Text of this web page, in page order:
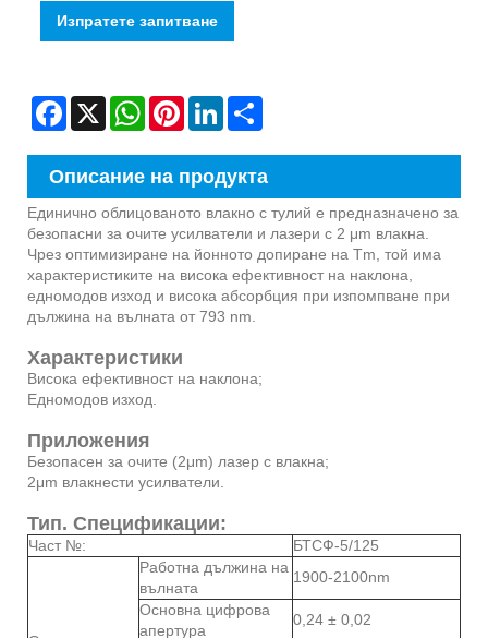
Изпратете запитване
Facebook
X WhatsAppPinterestLinkedIn
Описание на продукта
Единично облицованото влакно с тулий е предназначено за
безопасни за очите усилватели и лазери с 2 μm влакна.
Чрез оптимизиране на йонното допиране на Tm, той има
характеристиките на висока ефективност на наклона,
едномодов изход и висока абсорбция при изпомпване при
дължина на вълната от 793 nm.
Характеристики
Висока ефективност на наклона;
Едномодов изход.
Приложения
Безопасен за очите (2μm) лазер с влакна;
2μm влакнести усилватели.
Тип. Спецификации:
Част №: БТСФ-5/125
Работна дължина на
вълната
1900-2100nm
Основна цифрова
апертура
0,24 ± 0,02